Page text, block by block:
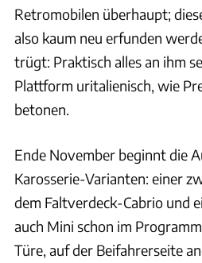
Retromobilen überhaupt;
also kaum neu erfunden
trügt: Praktisch alles an ihm
Plattform uritalienisch, wie
betonen.
Ende November beginnt die
Karosserie-Varianten: einer
dem Faltverdeck-Cabrio und
auch Mini schon im
Türe, auf der Beifahrerseite